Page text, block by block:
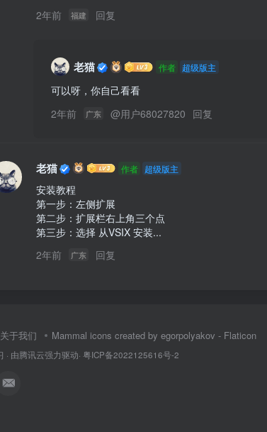
2年前
福建 回复
老猫 作者 超级版主
可以呀，你自己看看
2年前
广东 @用户68027820 回复
老猫 作者 超级版主
安装教程
第一步：左侧扩展
第二步：扩展栏右上角三个点
第三步：选择 从VSIX 安装...
2年前
广东 回复
关于我们 Mammal icons created by egorpolyakov - Flaticon
· 由腾讯云强力驱动· 粤ICP备2022125616号-2